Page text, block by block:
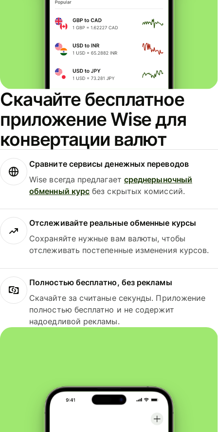
Скачайте бесплатное
приложение Wise для
конвертации валют
Сравните сервисы денежных переводов
Wise всегда предлагает среднерыночный
обменный курс без скрытых комиссий.
Отслеживайте реальные обменные курсы
Сохраняйте нужные вам валюты, чтобы
отслеживать постепенные изменения курсов.
Полностью бесплатно, без рекламы
Скачайте за считаные секунды. Приложение
полностью бесплатно и не содержит
надоедливой рекламы.